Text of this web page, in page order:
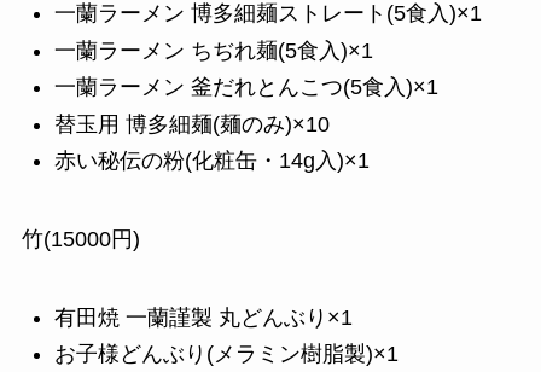
一蘭ラーメン 博多細麺ストレート(5食入)×1
一蘭ラーメン ちぢれ麺(5食入)×1
一蘭ラーメン 釜だれとんこつ(5食入)×1
替玉用 博多細麺(麺のみ)×10
赤い秘伝の粉(化粧缶・14g入)×1
竹(15000円)
有田焼 一蘭謹製 丸どんぶり×1
お子様どんぶり(メラミン樹脂製)×1